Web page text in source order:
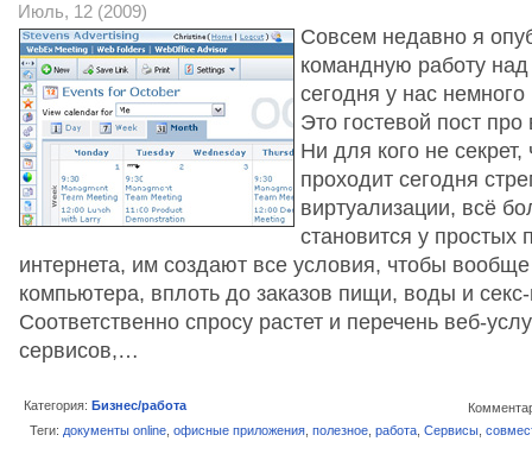
Июль, 12 (2009)
Совсем недавно я
командную работу над
сегодня у нас
Это гостевой пост
Ни для кого не
проходит сегодня
виртуализации, всё
становится у простых
интернета, им создают все условия, чтобы вообще
компьютера, вплоть до заказов пищи, воды и
Соответственно спросу растет и перечень веб-
сервисов,…
Категория: Бизнес/работа
Теги: документы online офисные приложения полезное работа Сервисы